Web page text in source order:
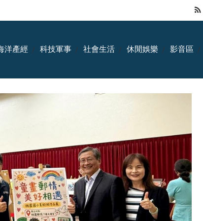
洋產經 科技軍事 社會生活 休閒娛樂 影音區